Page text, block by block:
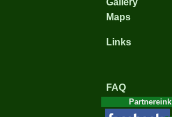
Gallery
Maps
Links
FAQ
Partnereink